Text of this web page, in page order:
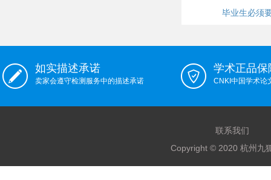
毕业生必须
如实描述承诺
卖家会遵守检测服务中的描述承诺
学术正品保
CNKI中国学术论
联系我们
Copyright © 2020 杭州九